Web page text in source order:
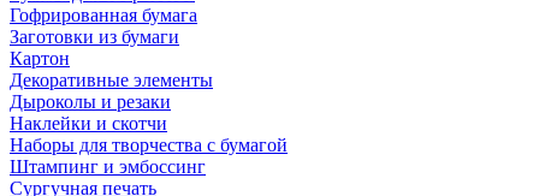
Гофрированная бумага
Заготовки из бумаги
Картон
Декоративные элементы
Дыроколы и резаки
Наклейки и скотчи
Наборы для творчества с бумагой
Штампинг и эмбоссинг
Сургучная печать